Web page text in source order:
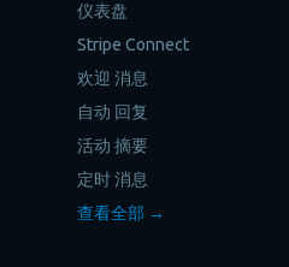
仪表盘
Stripe Connect
欢迎 消息
自动 回复
活动 摘要
定时 消息
查看全部 →